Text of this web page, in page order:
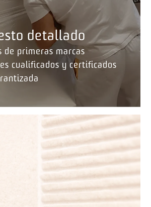
detallado
primeras marcas
cualificados y certificados